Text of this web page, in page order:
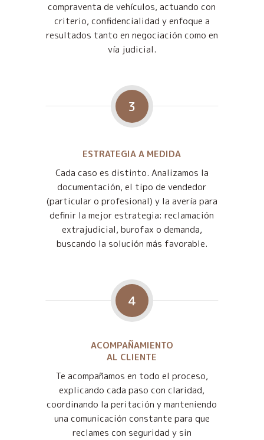
compraventa de vehículos, actuando con
criterio, confidencialidad y enfoque a
resultados tanto en negociación como en
vía judicial.
3
ESTRATEGIA A MEDIDA
Cada caso es distinto. Analizamos la
documentación, el tipo de vendedor
(particular o profesional) y la avería para
definir la mejor estrategia: reclamación
extrajudicial, burofax o demanda,
buscando la solución más favorable.
4
ACOMPAÑAMIENTO
AL CLIENTE
Te acompañamos en todo el proceso,
explicando cada paso con claridad,
coordinando la peritación y manteniendo
una comunicación constante para que
reclames con seguridad y sin